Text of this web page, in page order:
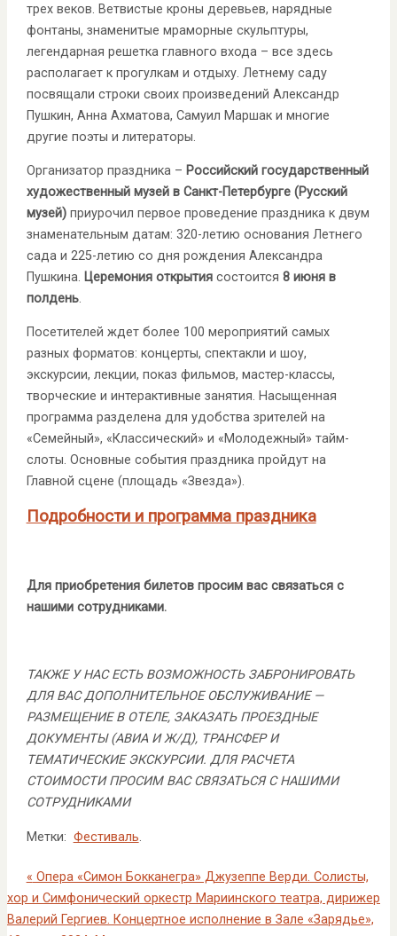
трех веков. Ветвистые кроны деревьев, нарядные
фонтаны, знаменитые мраморные скульптуры,
легендарная решетка главного входа – все здесь
располагает к прогулкам и отдыху. Летнему саду
посвящали строки своих произведений Александр
Пушкин, Анна Ахматова, Самуил Маршак и многие
другие поэты и литераторы.
Организатор праздника – Российский государственный
художественный музей в Санкт-Петербурге (Русский
музей)приурочил первое проведение праздника к двум
знаменательным датам: 320-летию основания Летнего
сада и 225-летию со дня рождения Александра
Пушкина. Церемония открытиясостоится 8 июня в
полдень.
Посетителей ждет более 100 мероприятий самых
разных форматов: концерты, спектакли и шоу,
экскурсии, лекции, показ фильмов, мастер-классы,
творческие и интерактивные занятия. Насыщенная
программа разделена для удобства зрителей на
«Семейный», «Классический» и «Молодежный» тайм-
слоты. Основные события праздника пройдут на
Главной сцене (площадь «Звезда»).
Подробности и программа праздника
Для приобретения билетов просим вас связаться с
нашими сотрудниками.
ТАКЖЕ У НАС ЕСТЬ ВОЗМОЖНОСТЬ ЗАБРОНИРОВАТЬ
ДЛЯ ВАС ДОПОЛНИТЕЛЬНОЕ ОБСЛУЖИВАНИЕ —
РАЗМЕЩЕНИЕ В ОТЕЛЕ, ЗАКАЗАТЬ ПРОЕЗДНЫЕ
ДОКУМЕНТЫ (АВИА И Ж/Д), ТРАНСФЕР И
ТЕМАТИЧЕСКИЕ ЭКСКУРСИИ. ДЛЯ РАСЧЕТА
СТОИМОСТИ ПРОСИМ ВАС СВЯЗАТЬСЯ С НАШИМИ
СОТРУДНИКАМИ
Метки: Фестиваль.
« Опера «Симон Бокканегра» Джузеппе Верди. Солисты,
хор и Симфонический оркестр Мариинского театра, дирижер
Валерий Гергиев. Концертное исполнение в Зале «Зарядье»,